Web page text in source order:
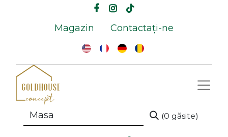
Magazin Contactați-ne
(0 găsite)